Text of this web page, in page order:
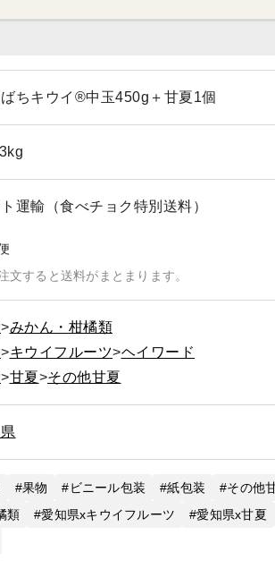
ちキウイ®中玉450g＋甘夏1個
運輸（食べチョク特別送料）
文すると送料がまとまります。
みかん・柑橘類
キウイフルーツ
ヘイワード
甘夏 その他甘夏
果物 ビニール包装 紙包装 その他
類
愛知県xキウイフルーツ 愛知県x甘夏